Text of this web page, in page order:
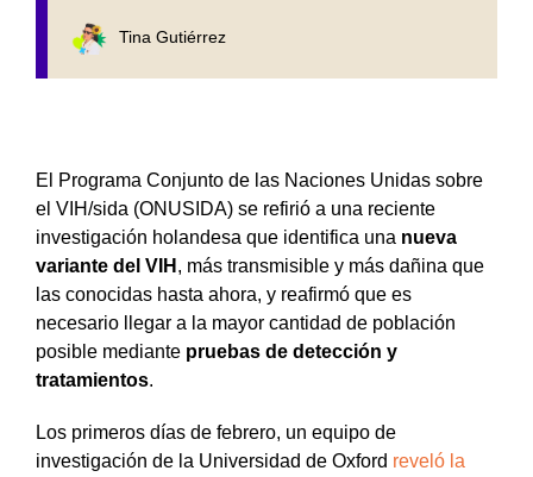
Tina Gutiérrez
El Programa Conjunto de las Naciones Unidas sobre
el VIH/sida (ONUSIDA) se refirió a una reciente
investigación holandesa que identifica una nueva
variante del VIH , más transmisible y más dañina que
las conocidas hasta ahora, y reafirmó que es
necesario llegar a la mayor cantidad de población
posible mediante pruebas de detección y
tratamientos.
Los primeros días de febrero, un equipo de
investigación de la Universidad de Oxford reveló la